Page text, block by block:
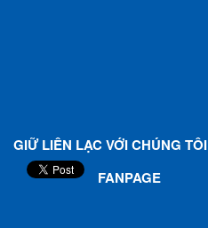
GIỮ LIÊN LẠC VỚI CHÚNG TÔI
FANPAGE